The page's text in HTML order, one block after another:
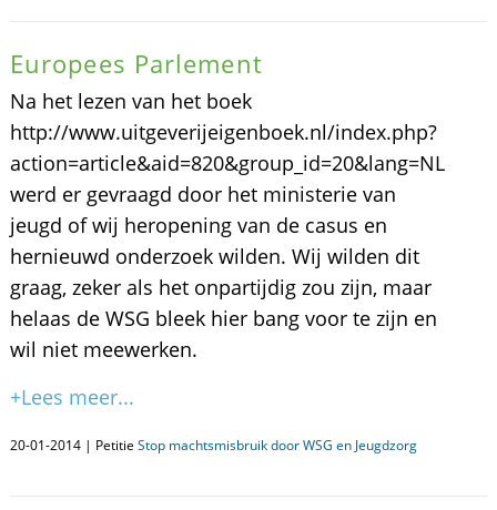
Europees Parlement
Na het lezen van het boek
http://www.uitgeverijeigenboek.nl/index.php?
action=article&aid=820&group_id=20&lang=NL
werd er gevraagd door het ministerie van
jeugd of wij heropening van de casus en
hernieuwd onderzoek wilden. Wij wilden dit
graag, zeker als het onpartijdig zou zijn, maar
helaas de WSG bleek hier bang voor te zijn en
wil niet meewerken.
+Lees meer...
20-01-2014 | Petitie Stop machtsmisbruik door WSG en Jeugdzorg